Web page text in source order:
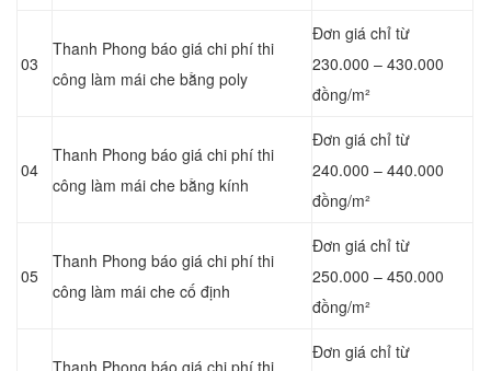
03
Thanh Phong báo giá chi phí thi
công làm mái che bằng poly
Đơn giá chỉ từ
230.000 – 430.000
đồng/m²
04
Thanh Phong báo giá chi phí thi
công làm mái che bằng kính
Đơn giá chỉ từ
240.000 – 440.000
đồng/m²
05
Thanh Phong báo giá chi phí thi
công làm mái che cố định
Đơn giá chỉ từ
250.000 – 450.000
đồng/m²
Thanh Phong báo giá chi phí thi
Đơn giá chỉ từ